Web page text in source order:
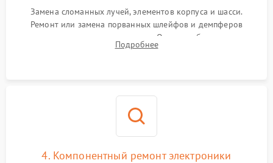
Замена сломанных лучей, элементов корпуса и шасси.
Ремонт или замена порванных шлейфов и демпферов
трехосевого подвеса камеры. Очистка объектива,
восстановление механизма фокусировки. Установка новых
Подробнее
4. Компонентный ремонт электроники